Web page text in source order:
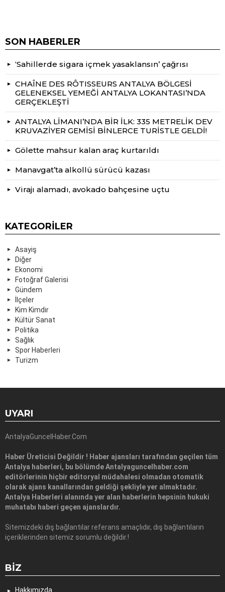
SON HABERLER
‘Sahillerde sigara içmek yasaklansın’ çağrısı
CHAÎNE DES RÔTISSEURS ANTALYA BÖLGESİ
GELENEKSEL YEMEĞİ ANTALYA LOKANTASI’NDA
GERÇEKLEŞTİ
ANTALYA LİMANI’NDA BİR İLK: 335 METRELİK DEV
KRUVAZİYER GEMİSİ BİNLERCE TURİSTLE GELDİ!
Gölette mahsur kalan araç kurtarıldı
Manavgat’ta alkollü sürücü kazası
Virajı alamadı, avokado bahçesine uçtu
KATEGORILER
Asayiş
Diğer
Ekonomi
Fotoğraf Galerisi
Gündem
İlçeler
Kim Kimdir
Kültür Sanat
Politika
Sağlık
Spor Haberleri
Turizm
UYARI
AntalyaGuncelHaber.Com
Haber Üreticisi Değildir ! Haber ajansları tarafından geçilen tüm
Antalya haberleri, bu bölümde Antalyaguncelhaber.com
editörlerinin hiçbir editoryal müdahalesi olmadan otomatik
olarak ajans kanallarından geldiği şekliyle yer almaktadır.
Antalya Haberleri alanında yer alan haberlerin hepsinin hukuki
muhatabı haberi geçen ajanslardır.
Sitemizdeki dış bağlantılar referans amaçlıdır, dış bağlantıların
içeriklerinden sitemiz sorumlu değildir.!
BIZ
Hakkımızda